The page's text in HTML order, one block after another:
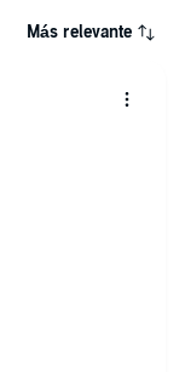
Más relevante